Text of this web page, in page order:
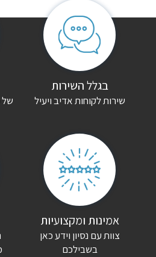
אין עדיין חוות דעת.
היה הראשון לכתוב סקירה “מזרן עלית
האימייל לא יוצג באתר.
שדות החובה מסומנים
שמור בדפדפן זה את השם, האימייל
בגלל השירות
שירות לקוחות אדיב ויעיל
של
אמינות ומקצועיות
צוות עם נסיון וידע כאן
בשבילכם